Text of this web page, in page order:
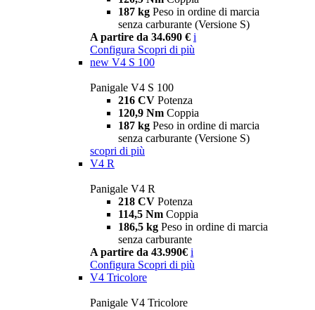
187 kg Peso in ordine di marcia
senza carburante (Versione S)
A partire da 34.690 € i
Configura Scopri di più
new V4 S 100
Panigale V4 S 100
216 CV Potenza
120,9 Nm Coppia
187 kg Peso in ordine di marcia
senza carburante (Versione S)
scopri di più
V4 R
Panigale V4 R
218 CV Potenza
114,5 Nm Coppia
186,5 kg Peso in ordine di marcia
senza carburante
A partire da 43.990€ i
Configura Scopri di più
V4 Tricolore
Panigale V4 Tricolore